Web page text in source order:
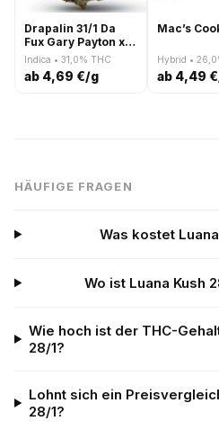
Drapalin 31/1 Da
Fux Gary Payton x
Gushers
Indica • 31,0% THC
ab 4,69 €/g
Mac’s
Hybrid •
ab 4,49
HÄUFIGE FRAGEN
Was kostet
Wo ist Luana Kush
Wie hoch ist der THC-
28/1?
Lohnt sich ein
28/1?